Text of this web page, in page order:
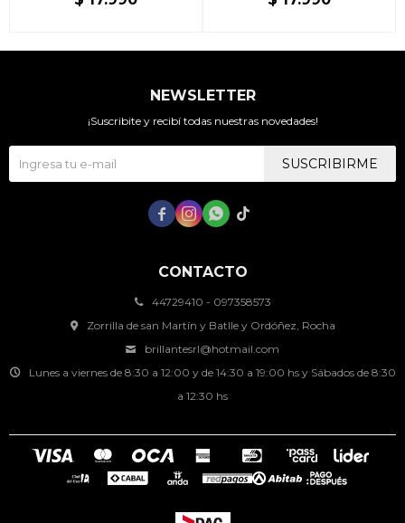
CONTACTO
44729410 - 097358573
Zorrilla de san Martín y Batlle y Ordóñez, Rocha
brillantesrl@hotmail.com
Lunes a viernes de 8:30 a 12:00 y de 14:30 a 19:00 hs y Sábados de 8:30
a 12:30 hs
NEWSLETTER
¡Suscribite y recibí todas nuestras novedades!
SUSCRIBIRME
   